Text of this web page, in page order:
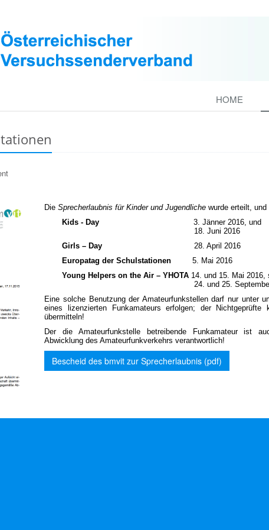
HOME
DieSprecherlaubnis für Kinder und Jugendliche wurde erteilt,
Kids - Day 3. Jänner 2016, und
18. Juni 2016
Girls – Day 28. April 2016
Europatag der Schulstationen 5. Mai 2016
Young Helpers on the Air – YHOTA 14. und 15. Mai 2016,
24. und 25. September
Eine solche Benutzung der Amateurfunkstellen darf nur unter
eines lizenzierten Funkamateurs erfolgen; der Nichtgeprüfte
übermitteln!
Der die Amateurfunkstelle betreibende Funkamateur ist
Abwicklung des Amateurfunkverkehrs verantwortlich!
Bescheid des bmvit zur Sprecherlaubnis (pdf)